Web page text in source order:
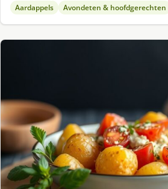
Aardappels Avondeten & hoofdgerechten